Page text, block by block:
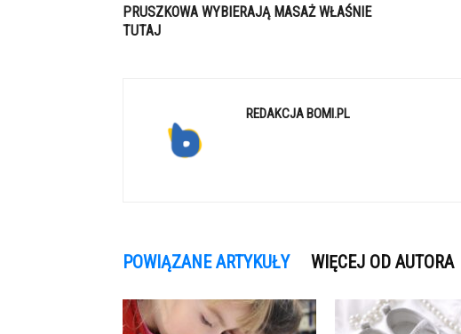
PRUSZKOWA WYBIERAJĄ MASAŻ WŁAŚNIE
TUTAJ
REDAKCJA BOMI.PL
POWIĄZANE ARTYKUŁY WIĘCEJ OD AUTORA